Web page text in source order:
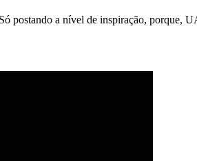
postando a nível de inspiração, porque,